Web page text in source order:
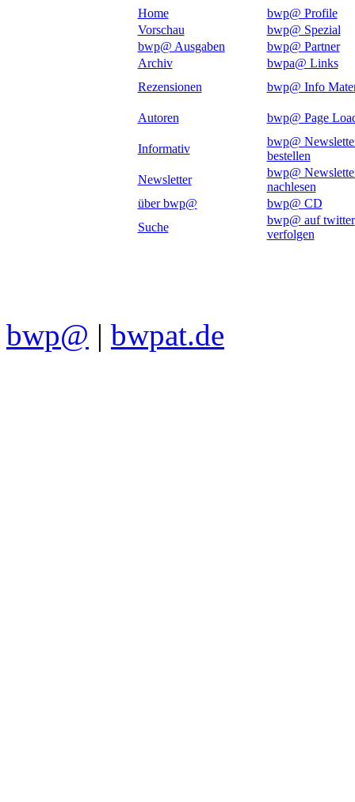
Home
bwp@ Profile
Vorschau
bwp@ Spezial
bwp@ Ausgaben
bwp@ Partner
Archiv
bwpa@ Links
Rezensionen
bwp@ Info
Autoren bwp@ Page
Informativ
bwp@
bestellen
Newsletter
bwp@
nachlesen
über bwp@
bwp@ CD
Suche
bwp@ auf twitter
verfolgen
bwp@ | bwpat.de